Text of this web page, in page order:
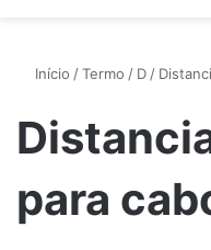
Início /Termo / D /
para